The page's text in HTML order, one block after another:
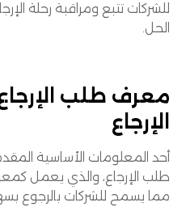
للشركات تتبع ومراقبة رحلة
الحل.
معرف طلب
الإرجاع
أحد المعلومات الأساسية
طلب الإرجاع، والذي يعمل
مما يسمح للشركات بالرجوع